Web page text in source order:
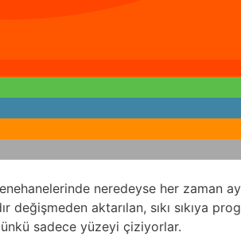
neredeyse her zaman aynı
aktarılan, sıkı sıkıya
sadece yüzeyi çiziyorlar.